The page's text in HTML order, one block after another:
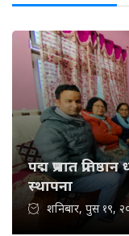
पद्म प्रभात
स्थापना
शनिबार, पुस १९,